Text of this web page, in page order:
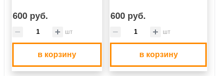
600 руб.
шт
в корзину
600 руб.
шт
в корзину